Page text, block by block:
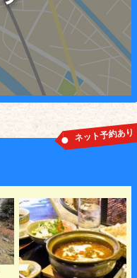
ネット予約あり